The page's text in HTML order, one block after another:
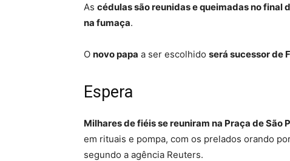
As cédulas são reunidas e queimadas no final
na fumaça.
O novo papa a ser escolhido será sucessor de
Espera
Milhares de fiéis se reuniram na Praça de São
em rituais e pompa, com os prelados orando
segundo a agência Reuters.